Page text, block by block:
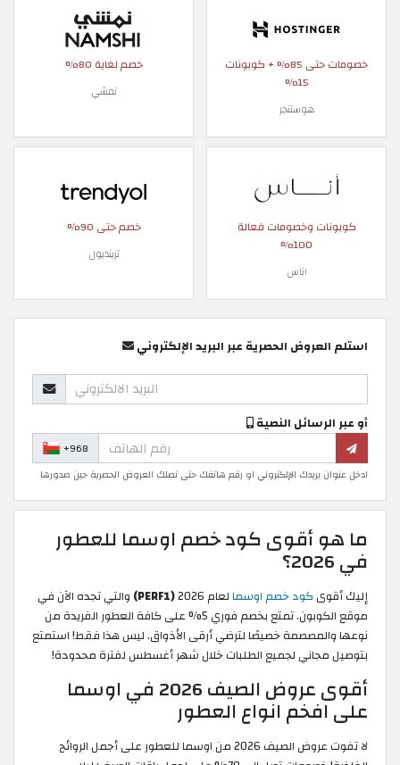
خصومات حتى 85% + كوبونات
15%
هوستنجر
خصم لغاية 80%
نمشي
كوبونات وخصومات فعالة
100%
اناس
خصم حتى 90%
ترينديول
استلم العروض الحصرية عبر البريد الإلكتروني
أو عبر الرسائل النصية
+968
ادخل عنوان بريدك الإلكتروني او رقم هاتفك حتى تصلك العروض الحصرية حين صدورها
ما هو أقوى كود خصم اوسما للعطور
في 2026؟
إليك أقوى كود خصم اوسمالعام 2026 (PERF1)
والتي تجده الآن في
موقع الكوبون. تمتع بخصم فوري 5% على كافة العطور الفريدة من
نوعها والمصصمة خصيصًا لترضي أرقى الأذواق. ليس هذا فقط! استمتع
بتوصيل مجاني لجميع الطلبات خلال شهر أغسطس لفترة محدودة!
أقوى عروض الصيف 2026 في اوسما
على افخم انواع العطور
لا تفوت عروض الصيف 2026 من اوسما للعطور على أجمل الروائح